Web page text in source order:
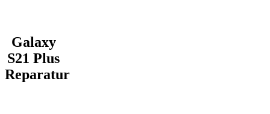
Galaxy
S21 Plus
Reparatur